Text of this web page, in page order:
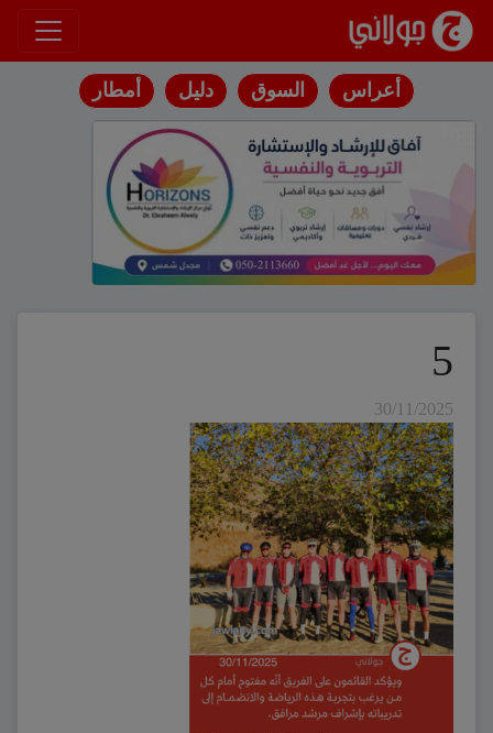
انتقل إلى المحتوى
أعراس السوق دليل أمطار
5
30/11/2025